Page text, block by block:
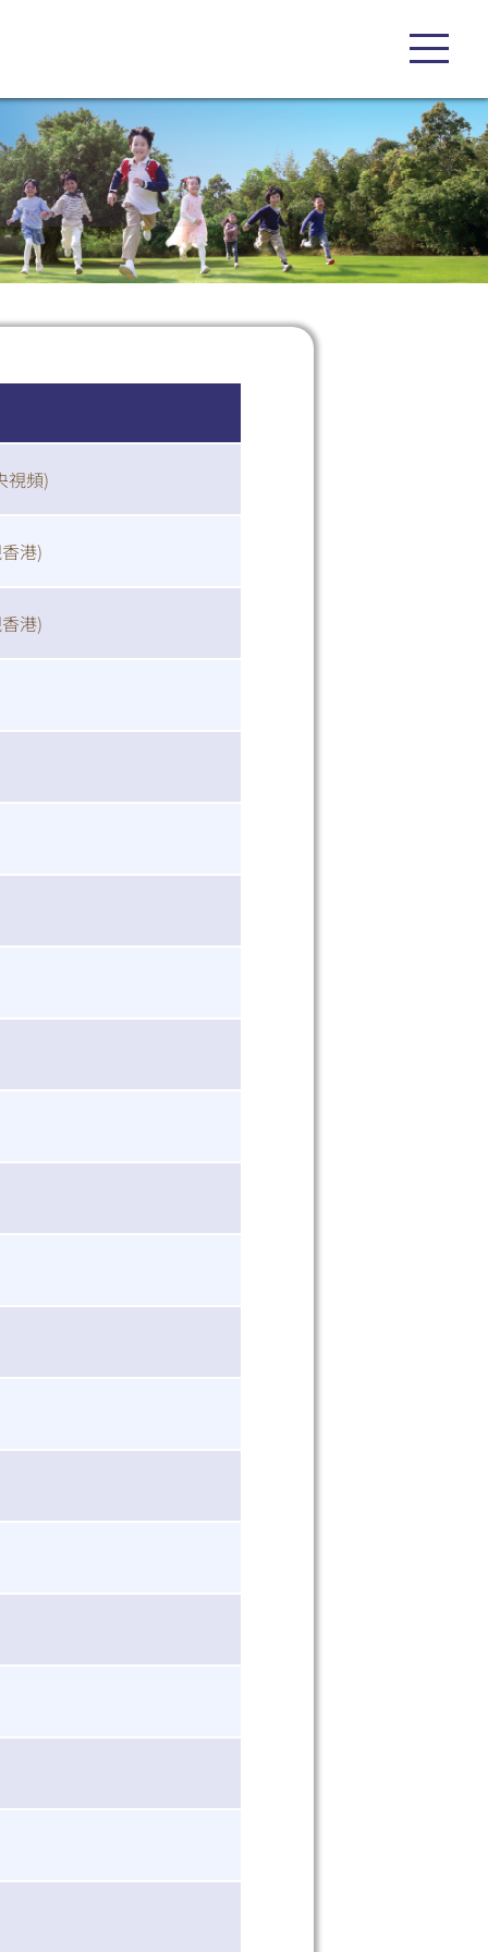
視頻)
港)
港)